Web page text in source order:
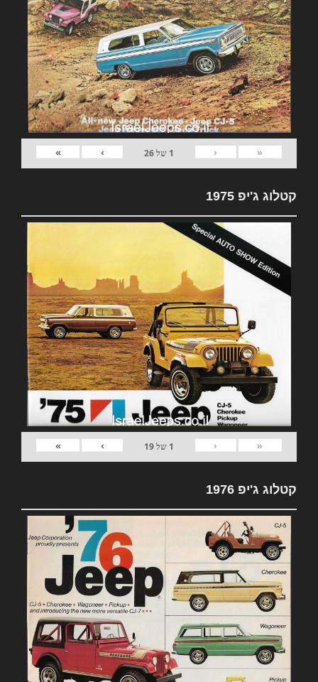
«
‹
1 של26
›
»
קטלוג ג'יפ 1975
«
‹
1 של19
›
»
קטלוג ג'יפ 1976